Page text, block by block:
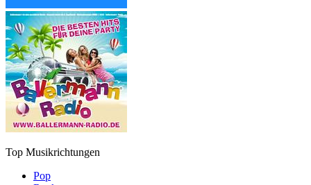
Top Musikrichtungen
Pop